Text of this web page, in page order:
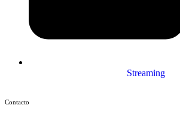
Streaming
Contacto